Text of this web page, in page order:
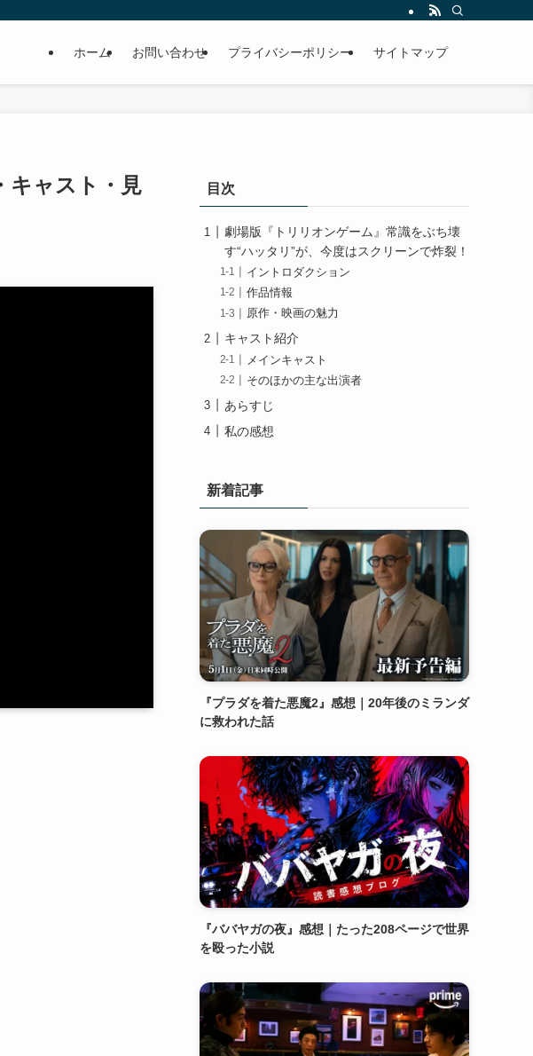
ホーム お問い合わせ プライバシーポリシー サイトマップ
キャスト・見
目次
劇場版『トリリオンゲーム』常識をぶち壊
す“ハッタリ”が、今度はスクリーンで炸裂！
イントロダクション
作品情報
原作・映画の魅力
キャスト紹介
メインキャスト
そのほかの主な出演者
あらすじ
私の感想
新着記事
『プラダを着た悪魔2』感想｜20年後のミランダ
に救われた話
『ババヤガの夜』感想｜たった208ページで世界
を殴った小説